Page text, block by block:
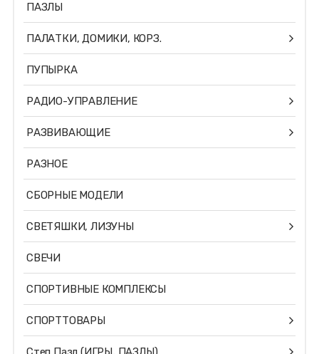
ПАЗЛЫ
ПАЛАТКИ, ДОМИКИ, КОРЗ.
ПУПЫРКА
РАДИО-УПРАВЛЕНИЕ
РАЗВИВАЮЩИЕ
РАЗНОЕ
СБОРНЫЕ МОДЕЛИ
СВЕТЯШКИ, ЛИЗУНЫ
СВЕЧИ
СПОРТИВНЫЕ КОМПЛЕКСЫ
СПОРТТОВАРЫ